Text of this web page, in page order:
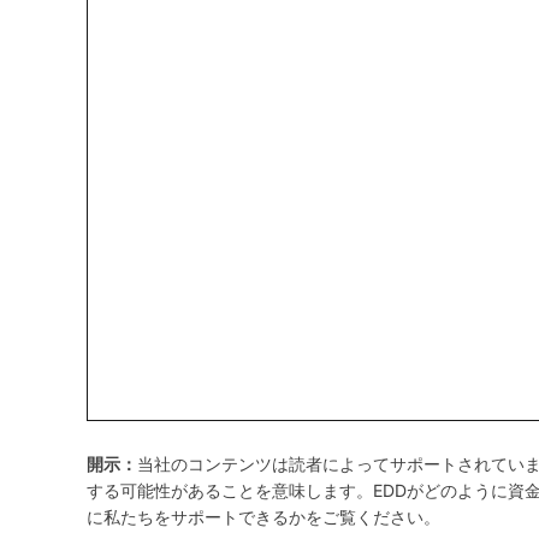
開示： 当社のコンテンツは読者によってサポートされてい
する可能性があることを意味します。EDDがどのように
に私たちをサポートできるかをご覧ください。